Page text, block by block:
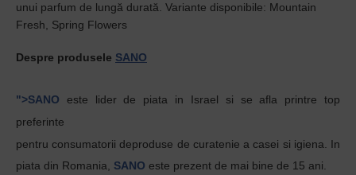
unui parfum de lungă durată. Variante disponibile: Mountain
Fresh, Spring Flowers
Despre produsele SANO
">SANO
este lider de piata in Israel si se afla printre top
preferinte
pentru consumatorii deproduse de curatenie a casei si igiena . In
piata din Romania,
SANO este prezent de mai bine de 15 ani